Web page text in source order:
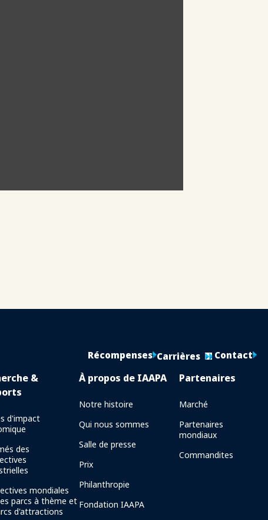
Récompenses Carrières Contact
&
d'impact
des
mondiales
parcs à thème et
d'attractions
À propos de IAAPA
Notre histoire
Qui nous sommes
Salle de presse
Prix
Philanthropie
Fondation IAAPA
Partenaires
Marché
Partenaires
mondiaux
Commandites